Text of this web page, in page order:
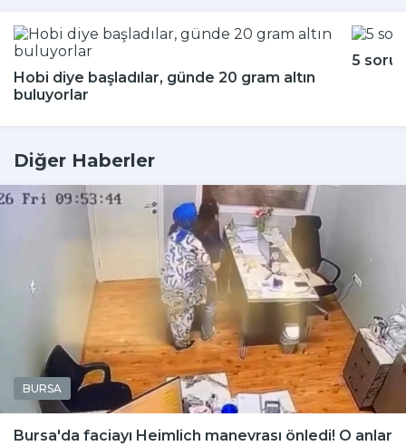
Hobi diye başladılar, günde 20 gram altın
buluyorlar
5
Diğer Haberler
BURSA
Bursa'da faciayı Heimlich manevrası önledi! O anlar